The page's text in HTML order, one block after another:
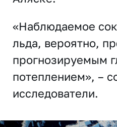
«Наблюдаемое
льда, вероятно,
прогнозируемым
потеплением», –
исследователи.